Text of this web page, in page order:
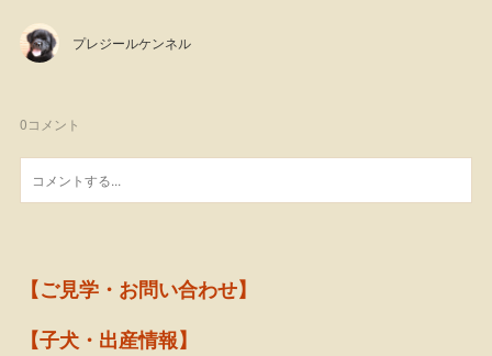
プレジールケンネル
0コメント
【ご見学・お問い合わせ】
【子犬・出産情報】